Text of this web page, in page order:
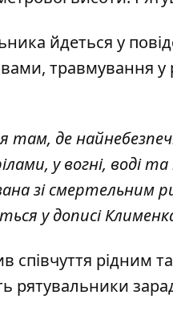
йдеться у
травмування у
де
у вогні, воді
зі смертельним
у дописі
співчуття рідним
рятувальники